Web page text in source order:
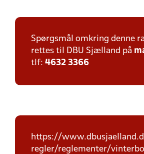
Spørgsmål omkring denne
rettes til DBU Sjælland på
tlf: 4632 3366
https://
regler/reglementer/